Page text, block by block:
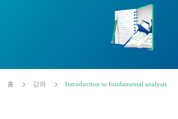
홈 강좌 Introduction to fundamental analysis